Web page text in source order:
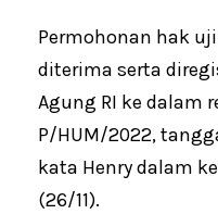
Permohonan hak
diterima serta
Agung RI ke dalam
P/HUM/2022,
kata Henry dalam
(26/11).